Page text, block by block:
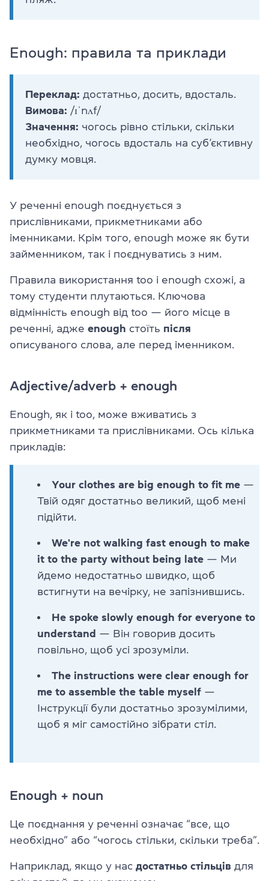
Enough: правила та приклади
Переклад: достатньо, досить, вдосталь.
Вимова: /ɪˈnʌf/
Значення: чогось рівно стільки, скільки
необхідно, чогось вдосталь на суб’єктивну
думку мовця.
У реченні enough поєднується з
прислівниками, прикметниками або
іменниками. Крім того, enough може як бути
займенником, так і поєднуватись з ним.
Правила використання too і enough схожі, а
тому студенти плутаються. Ключова
відмінність enough від too — його місце в
реченні, адже enough стоїть після
описуваного слова, але перед іменником.
Adjective/adverb + enough
Enough, як і too, може вживатись з
прикметниками та прислівниками. Ось кілька
прикладів:
Your clothes are big enough to fit me —
Твій одяг достатньо великий, щоб мені
підійти.
We're not walking fast enough to make
it to the party without being late — Ми
йдемо недостатньо швидко, щоб
встигнути на вечірку, не запізнившись.
He spoke slowly enough for everyone to
understand — Він говорив досить
повільно, щоб усі зрозуміли.
The instructions were clear enough for
me to assemble the table myself —
Інструкції були достатньо зрозумілими,
щоб я міг самостійно зібрати стіл.
Enough + noun
Це поєднання у реченні означає “все, що
необхідно” або “чогось стільки, скільки треба”.
Наприклад, якщо у нас достатньо стільців для